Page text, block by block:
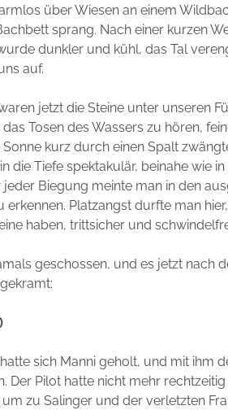
über Wiesen an einem
sprang. Nach einer kurzen
dunkler und kühl, das Tal
auf.
jetzt die Steine unter unseren
Tosen des Wassers zu hören,
kurz durch einen Spalt
die Tiefe spektakulär, beinahe wie
Biegung meinte man in den
erkennen. Platzangst durfte man
haben, trittsicher und
geschossen, und es jetzt nach
sich Manni geholt, und mit ihm
Der Pilot hatte nicht mehr
zu Salinger und der verletzten